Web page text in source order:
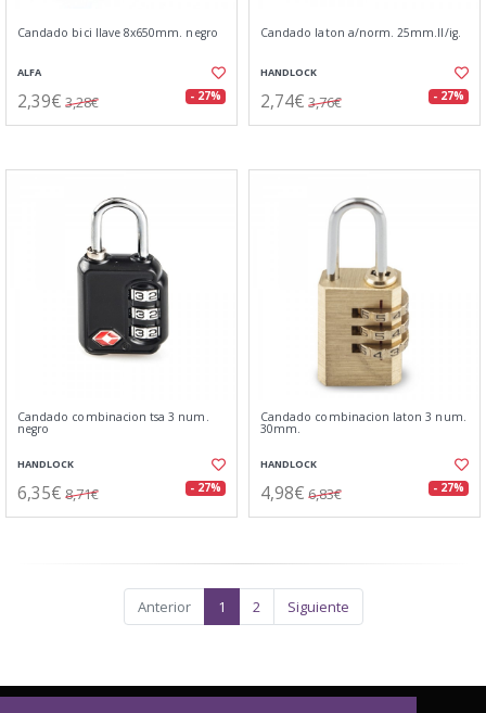
Candado bici llave 8x650mm. negro
ALFA
2,39€ 3,28€ - 27%
Candado laton a/norm. 25mm.ll/ig.
HANDLOCK
2,74€ 3,76€ - 27%
Candado combinacion tsa 3 num.
negro
HANDLOCK
6,35€ 8,71€ - 27%
Candado combinacion laton 3 num.
30mm.
HANDLOCK
4,98€ 6,83€ - 27%
Anterior 1 2 Siguiente